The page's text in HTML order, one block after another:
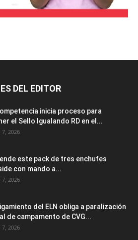
DEL EDITOR
inicia proceso para
el Sello Igualando RD en el...
2026
este pack de tres enchufes
con mando a...
2026
del ELN obliga a paralización
de campamento de CVG...
2026